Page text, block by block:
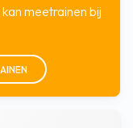
meetrainen bij